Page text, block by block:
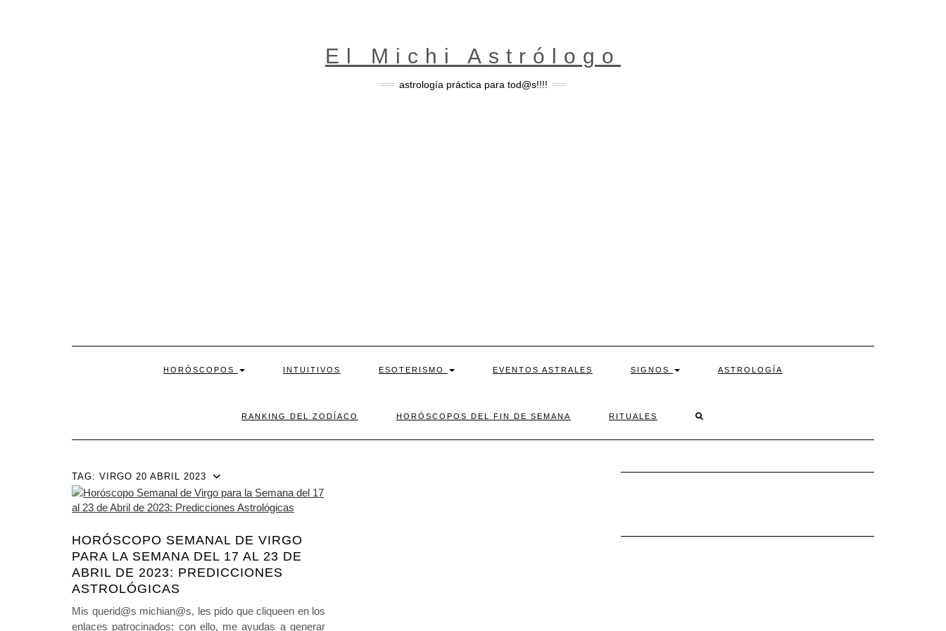
El Michi Astrólogo
astrología práctica para tod@s!!!!
HORÓSCOPOS INTUITIVOS ESOTERISMO EVENTOS ASTRALES SIGNOS ASTROLOGÍA
RANKING DEL ZODÍACO HORÓSCOPOS DEL FIN DE SEMANA RITUALES
TAG: VIRGO 20 ABRIL 2023
HORÓSCOPO SEMANAL DE VIRGO
PARA LA SEMANA DEL 17 AL 23 DE
ABRIL DE 2023: PREDICCIONES
ASTROLÓGICAS
Mis querid@s michian@s, les pido que cliqueen en los
enlaces patrocinados; con ello, me ayudas a generar